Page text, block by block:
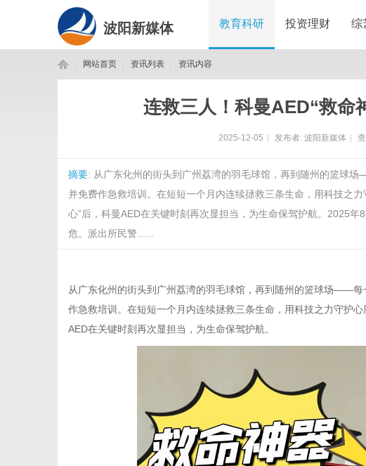
波阳新媒体 教育科研 投资理财 综
网站首页 资讯列表 资讯内容
连救三人！科曼AED“救
2025-12-05 发布者: 波阳新媒体
摘要: 从广东化州的街头到广州荔湾的羽毛球馆，再到随州的篮球
并免费作急救培训。在短短一个月内连续拯救三条生命，用科技之
心”后，科曼AED在关键时刻再次显担当，为生命保驾护航。2025
危。派出所民警......
从广东化州的街头到广州荔湾的羽毛球馆，再到随州的篮球场——
作急救培训。在短短一个月内连续拯救三条生命，用科技之力守护
AED在关键时刻再次显担当，为生命保驾护航。